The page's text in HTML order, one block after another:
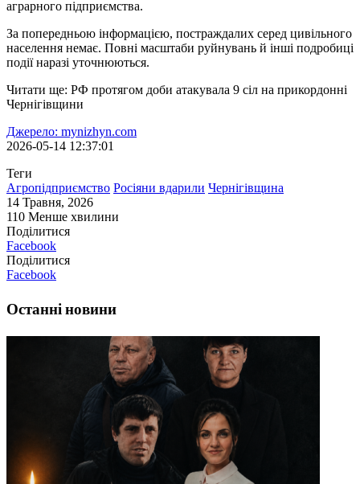
аграрного підприємства.
За попередньою інформацією, постраждалих серед цивільного
населення немає. Повні масштаби руйнувань й інші подробиці
події наразі уточнюються.
Читати ще: РФ протягом доби атакувала 9 сіл на прикордонні
Чернігівщини
Джерело: mynizhyn.com
2026-05-14 12:37:01
Теги
Агропідприємство Росіяни вдарили Чернігівщина
14 Травня, 2026
110 Менше хвилини
Поділитися
Facebook
Поділитися
Facebook
Останні новини